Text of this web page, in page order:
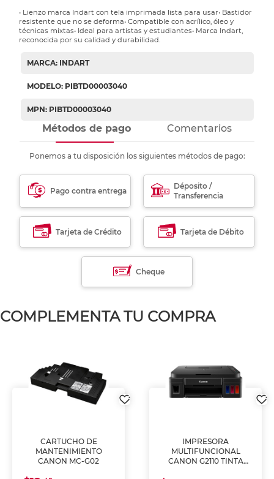
• Lienzo marca Indart con tela imprimada lista para usar• Bastidor
resistente que no se deforma• Compatible con acrílico, óleo y
técnicas mixtas• Ideal para artistas y estudiantes• Marca Indart,
reconocida por su calidad y durabilidad.
MARCA: INDART
MODELO: PIBTD00003040
MPN: PIBTD00003040
Métodos de pago Comentarios
Ponemos a tu disposición los siguientes métodos de pago:
Pago contra entrega
Déposito /
Transferencia
Tarjeta de Crédito Tarjeta de Débito
Cheque
COMPLEMENTA TU COMPRA
CARTUCHO DE
MANTENIMIENTO
CANON MC-G02
IMPRESORA
MULTIFUNCIONAL
CANON G2110 TINTA